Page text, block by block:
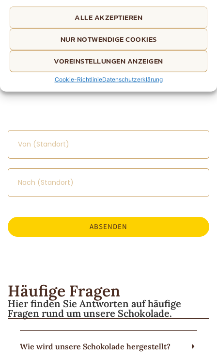
ALLE AKZEPTIEREN
NUR NOTWENDIGE COOKIES
VOREINSTELLUNGEN ANZEIGEN
Cookie-RichtlinieDatenschutzerklärung
ABSENDEN
Häufige Fragen
Hier finden Sie Antworten auf häufige
Fragen rund um unsere Schokolade.
Wie wird unsere Schokolade hergestellt?